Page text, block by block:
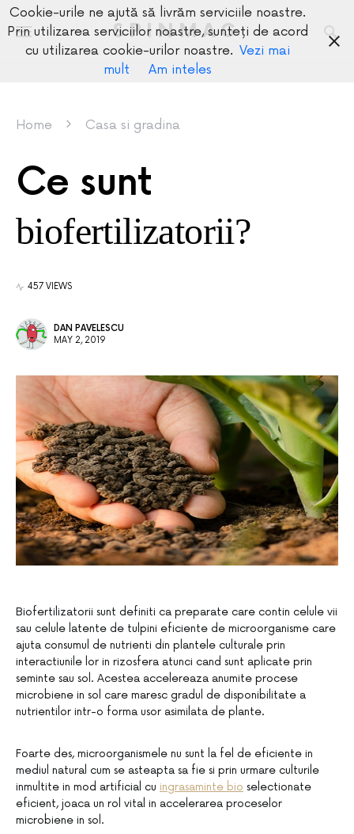
SPINMAG
Home Casa si gradina
Ce sunt
biofertilizatorii?
457 VIEWS
DAN PAVELESCU
MAY 2, 2019
Biofertilizatorii sunt definiti ca preparate care contin celule vii
sau celule latente de tulpini eficiente de microorganisme care
ajuta consumul de nutrienti din plantele culturale prin
interactiunile lor in rizosfera atunci cand sunt aplicate prin
seminte sau sol. Acestea accelereaza anumite procese
microbiene in sol care maresc gradul de disponibilitate a
nutrientilor intr-o forma usor asimilata de plante.
Foarte des, microorganismele nu sunt la fel de eficiente in
mediul natural cum se asteapta sa fie si prin urmare culturile
inmultite in mod artificial cu ingrasaminte bio selectionate
eficient, joaca un rol vital in accelerarea proceselor
microbiene in sol.
Cookie-urile ne ajută să livrăm serviciile noastre.
Prin utilizarea serviciilor noastre, sunteți de acord
cu utilizarea cookie-urilor noastre. Vezi mai
mult
Am inteles